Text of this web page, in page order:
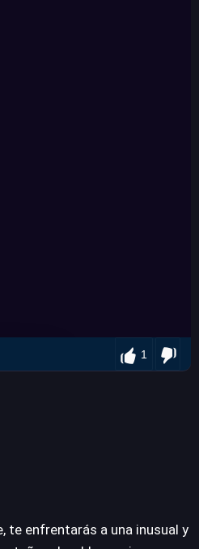
1
te enfrentarás a una inusual y